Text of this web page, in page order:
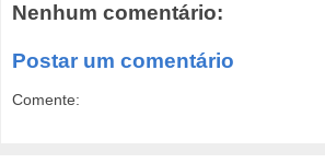
Nenhum comentário:
Postar um comentário
Comente: